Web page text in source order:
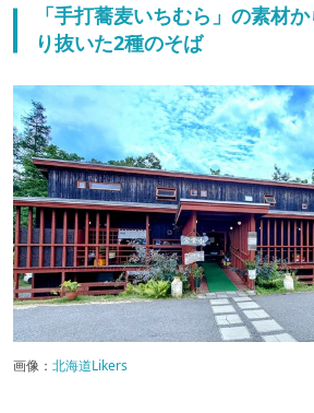
「手打蕎麦いちむら」の素材
り抜いた2種のそば
画像： 北海道Likers